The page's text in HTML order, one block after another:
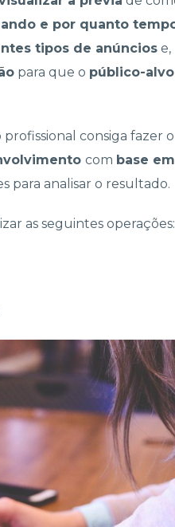
e por quanto
tipos de anúncios e,
para que o público-
consiga fazer o
com base em
para analisar o resultado.
as seguintes operações: